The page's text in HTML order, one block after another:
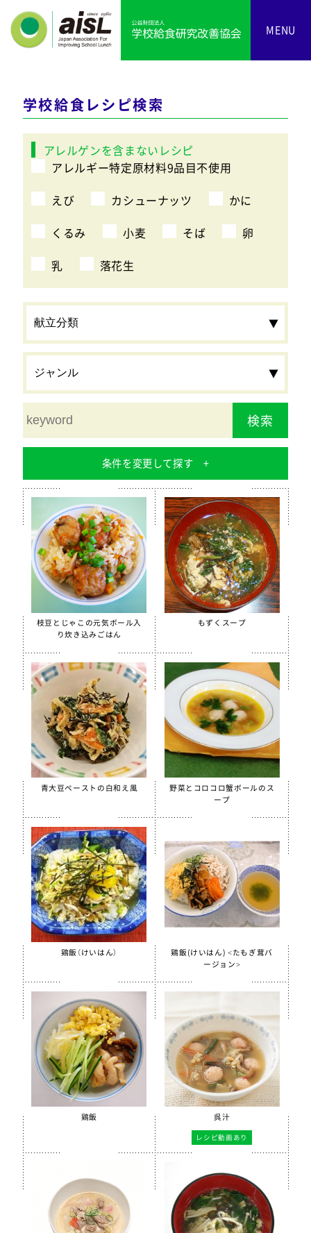
MENU
学校給食レシピ検索
アレルゲンを含まないレシピ
アレルギー特定原材料9品目不使用
えび
カシューナッツ
かに
くるみ
小麦 そば
卵
乳
落花生
検索
条件を変更して探す
食材
栄養素
カルシウム
鉄分
食物繊維
季節・行事食
春
秋
冬
行事食
郷土料理
全学栄製品
全学栄 豚レバーチップ
蒸し挽き割り大豆
学校給食用カルシウム米
えごまふりかけ
【只今休売中】菜の花ふりかけ
沖縄パインゼリー
すだちゼリー
ブルーベリーゼリーCFE
北海道シュレッドチーズ
給食用 毎日骨太 MBP® ベビーチーズ
クラスメイト
うの花コロッケ（ひじき入り）
スクールチーズフォンデュサンドコロッケ
白花豆コロッケ
全学栄 かぼちゃチーズフライ
【只今休売中】全学栄 黒豆さつま
ソフトササミフレーク
枝豆とじゃこの元気ボール入
り炊き込みごはん
もずくスープ
青大豆ペーストの白和え風
野菜とコロコロ蟹ボールのス
ープ
鶏飯（けいはん）
鶏飯(けいはん) <たもぎ茸バ
ージョン>
鶏飯 呉汁
レシピ動画あり